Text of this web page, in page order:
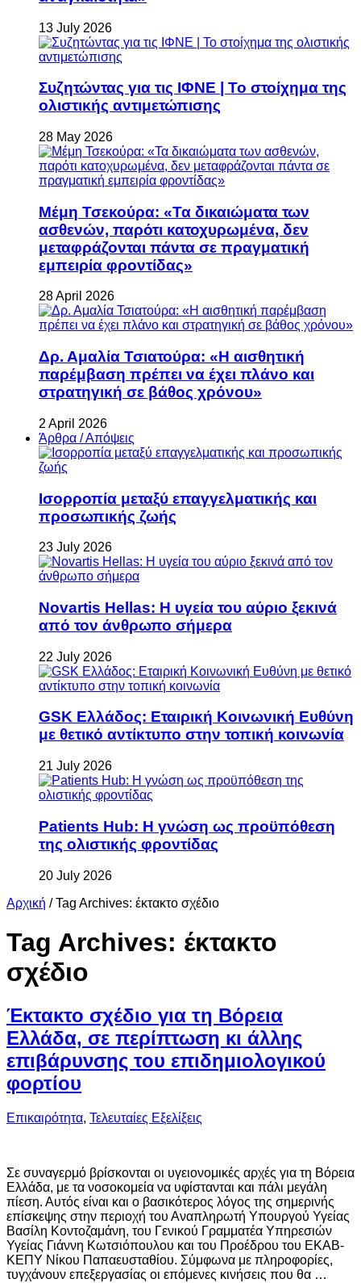
13 July 2026
Συζητώντας για τις ΙΦΝΕ | Το στοίχημα της
ολιστικής αντιμετώπισης
28 May 2026
Μέμη Τσεκούρα: «Τα δικαιώματα των
ασθενών, παρότι κατοχυρωμένα, δεν
μεταφράζονται πάντα σε πραγματική
εμπειρία φροντίδας»
28 April 2026
Δρ. Αμαλία Τσιατούρα: «Η αισθητική
παρέμβαση πρέπει να έχει πλάνο και
στρατηγική σε βάθος χρόνου»
2 April 2026
Άρθρα / Απόψεις
Ισορροπία μεταξύ επαγγελματικής και
προσωπικής ζωής
23 July 2026
Novartis Hellas: Η υγεία του αύριο ξεκινά
από τον άνθρωπο σήμερα
22 July 2026
GSK Ελλάδος: Εταιρική Κοινωνική Ευθύνη
με θετικό αντίκτυπο στην τοπική κοινωνία
21 July 2026
Patients Hub: Η γνώση ως προϋπόθεση
της ολιστικής φροντίδας
20 July 2026
Αρχική / Tag Archives: έκτακτο σχέδιο
Tag Archives: έκτακτο
σχέδιο
Έκτακτο σχέδιο για τη Βόρεια
Ελλάδα, σε περίπτωση κι άλλης
επιβάρυνσης του επιδημιολογικού
φορτίου
Επικαιρότητα, Τελευταίες Εξελίξεις
Σε συναγερμό βρίσκονται οι υγειονομικές αρχές για τη Βόρεια
Ελλάδα, με τα νοσοκομεία να υφίστανται και πάλι μεγάλη
πίεση. Αυτός είναι και ο βασικότερος λόγος της σημερινής
επίσκεψης στην περιοχή του Αναπληρωτή Υπουργού Υγείας
Βασίλη Κοντοζαμάνη, του Γενικού Γραμματέα Υπηρεσιών
Υγείας Γιάννη Κωτσιόπουλου και του Προέδρου του ΕΚΑΒ-
ΚΕΠΥ Νίκου Παπαευσταθίου. Σύμφωνα με πληροφορίες,
τυγχάνουν επεξεργασίας οι επόμενες κινήσεις που θα …